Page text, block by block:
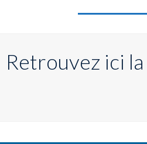
Retrouvez ici